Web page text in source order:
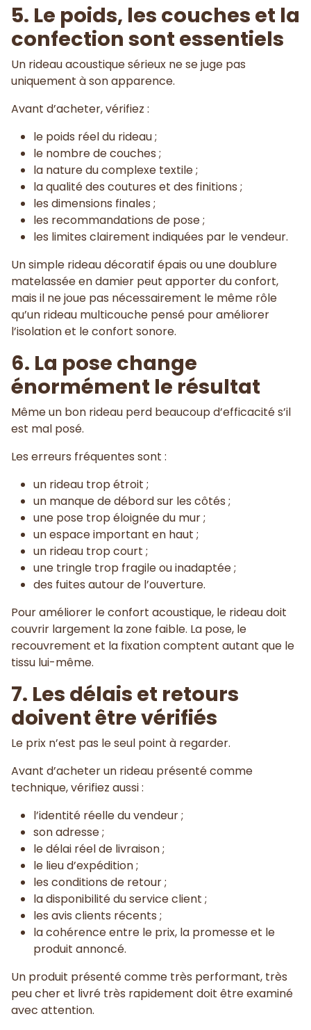
5. Le poids, les couches et la
confection sont essentiels
Un rideau acoustique sérieux ne se juge pas
uniquement à son apparence.
Avant d’acheter, vérifiez :
le poids réel du rideau ;
le nombre de couches ;
la nature du complexe textile ;
la qualité des coutures et des finitions ;
les dimensions finales ;
les recommandations de pose ;
les limites clairement indiquées par le vendeur.
Un simple rideau décoratif épais ou une doublure
matelassée en damier peut apporter du confort,
mais il ne joue pas nécessairement le même rôle
qu’un rideau multicouche pensé pour améliorer
l’isolation et le confort sonore.
6. La pose change
énormément le résultat
Même un bon rideau perd beaucoup d’efficacité s’il
est mal posé.
Les erreurs fréquentes sont :
un rideau trop étroit ;
un manque de débord sur les côtés ;
une pose trop éloignée du mur ;
un espace important en haut ;
un rideau trop court ;
une tringle trop fragile ou inadaptée ;
des fuites autour de l’ouverture.
Pour améliorer le confort acoustique, le rideau doit
couvrir largement la zone faible. La pose, le
recouvrement et la fixation comptent autant que le
tissu lui-même.
7. Les délais et retours
doivent être vérifiés
Le prix n’est pas le seul point à regarder.
Avant d’acheter un rideau présenté comme
technique, vérifiez aussi :
l’identité réelle du vendeur ;
son adresse ;
le délai réel de livraison ;
le lieu d’expédition ;
les conditions de retour ;
la disponibilité du service client ;
les avis clients récents ;
la cohérence entre le prix, la promesse et le
produit annoncé.
Un produit présenté comme très performant, très
peu cher et livré très rapidement doit être examiné
avec attention.